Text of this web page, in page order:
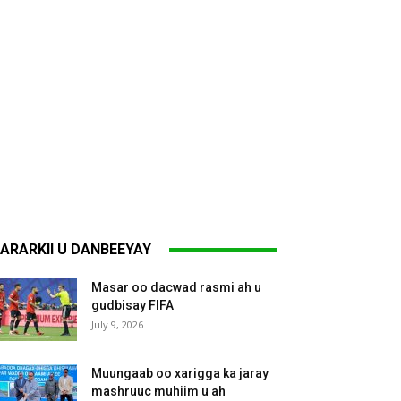
U DANBEEYAY
Masar oo dacwad rasmi ah u
gudbisay FIFA
July 9, 2026
Muungaab oo xarigga ka jaray
mashruuc muhiim u ah